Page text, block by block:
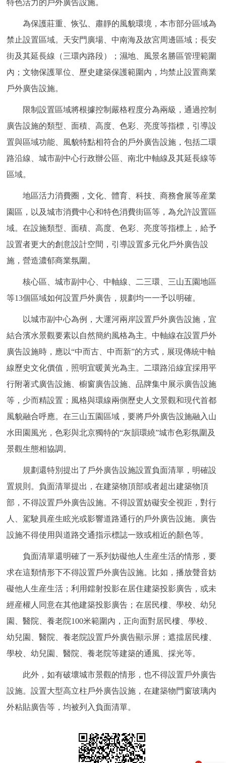
政民互動
參與調查 線上訪談 圖説互動
走進北京
北京概況 十六區概覽 人文北京
綠色北京 圖説北京 視頻北京
ENGLISH 한국어 日本語
DEUTSCH FRANÇAIS РУССКИЙ ЯЗЫК
ITALIANO
回到頂部
特色活力的戶外廣告設施。
為保護莊重、恢弘、肅靜的風貌環境，本市部分區域為
禁止設置區域。天安門廣場、中南海及故宮周邊區域；長安
街及其延長線（三環內路段）；濕地、風景名勝區管理範圍
內；文物保護單位、歷史建築保護範圍內，均禁止設置商業
戶外廣告設施。
限制設置區域將根據控制嚴格程度分為兩級，通過控制
廣告設施的類型、面積、高度、色彩、亮度等指標，引導設
置與區域功能、風貌特點相符合的戶外廣告設施，包括二環
路沿線、城市副中心行政辦公區、南北中軸線及其延長線等
區域。
地區活力消費圈，文化、體育、科技、商務會展等産業
園區，以及城市消費中心和特色消費街區等，為允許設置區
域。在設施類型、面積、高度、色彩、亮度等指標上，給予
設置者更大的創意設計空間，引導設置多元化戶外廣告設
施，營造濃郁商業氛圍。
核心區、城市副中心、中軸線、二三環、三山五園地區
等13個區域如何設置戶外廣告，規劃均一一予以明確。
以城市副中心為例，大運河兩岸設置戶外廣告設施，宜
結合濱水景觀要素以自然簡約風格為主。中軸線在設置戶外
廣告設施時，應以“中而古、中而新”的方式，展現傳統中軸
線歷史文化價值，照明宜暖黃光為主。二環路沿線宜採用平
行附著式廣告設施、櫥窗廣告設施、品牌集中展示廣告設施
等，少而精設置；風格與環線兩側歷史人文景觀和現代首都
風貌融合呼應。在三山五園區域，要將戶外廣告設施融入山
水田園風光，色彩與北京獨特的“灰韻環繞”城市色彩氛圍及
景觀生態相協調。
規劃還特別提出了戶外廣告設施設置負面清單，明確設
置規則。負面清單提出，在建築物頂部或者超出建築物頂
部，不得設置戶外廣告設施。不得設置妨礙安全視距，對行
人、駕駛員産生眩光或影響道路通行的戶外廣告設施。廣告
設施不得使用與道路交通指示標誌一致或相近的顏色等。
負面清單還明確了一系列妨礙他人生産生活的情形，要
求在這類情形下不得設置戶外廣告設施。比如，播放聲音妨
礙他人生産生活；利用鐳射投影在居住建築投影廣告，或未
經産權人同意在其他建築投影廣告；在居民樓、學校、幼兒
園、醫院、養老院100米範圍內，正向面對居民樓、學校、
幼兒園、醫院、養老院設置戶外廣告顯示屏；遮擋居民樓、
學校、幼兒園、醫院、養老院等建築的通風、採光等。
此外，如有破壞城市景觀的情形，也不得設置戶外廣告
設施。設置大型高立柱戶外廣告設施，在建築物門窗玻璃內
外粘貼廣告等，均被列入負面清單。